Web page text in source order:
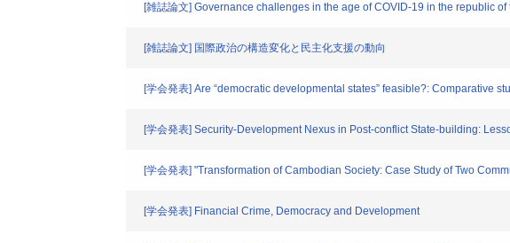
[雑誌論文] Governance challenges in the age of COVID-19 in the republic
[雑誌論文] 国際政治の構造変化と民主化支援の動向
[学会発表] Are “democratic developmental states” feasible?: Comparative
[学会発表] Security-Development Nexus in Post-conflict State-building:
[学会発表] "Transformation of Cambodian Society: Case Study of Two
[学会発表] Financial Crime, Democracy and Development